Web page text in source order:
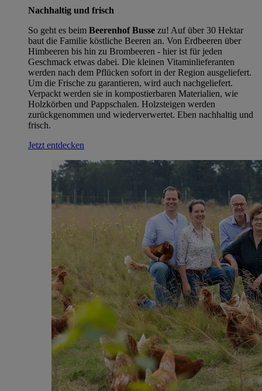
Nachhaltig und frisch
So geht es beim Beerenhof Busse zu! Auf über 30 Hektar
baut die Familie köstliche Beeren an. Von Erdbeeren über
Himbeeren bis hin zu Brombeeren - hier ist für jeden
Geschmack etwas dabei. Die kleinen Vitaminlieferanten
werden nach dem Pflücken sofort in der Region ausgeliefert.
Um die Frische zu garantieren, wird auch nachgeliefert.
Verpackt werden sie in kompostierbaren Materialien, wie
Holzkörben und Pappschalen. Holzsteigen werden
zurückgenommen und wiederverwertet. Eben nachhaltig und
frisch.
Jetzt entdecken